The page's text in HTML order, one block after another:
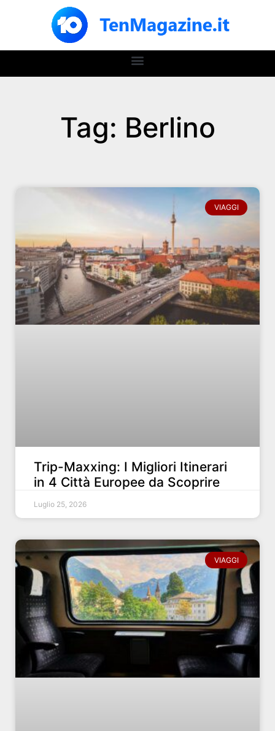
Tag: Berlino
VIAGGI
Trip-Maxxing: I Migliori Itinerari
in 4 Città Europee da Scoprire
Luglio 25, 2026
VIAGGI